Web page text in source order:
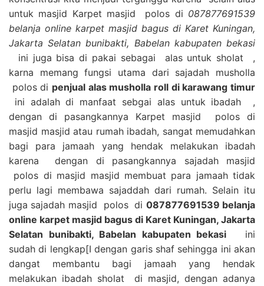
untuk masjid Karpet masjid polos di 087877691539
belanja online karpet masjid bagus di Karet Kuningan,
Jakarta Selatan bunibakti, Babelan kabupaten bekasi
ini juga bisa di pakai sebagai alas untuk sholat ,
karna memang fungsi utama dari sajadah musholla
polos di penjual alas musholla roll di karawang timur
ini adalah di manfaat sebgai alas untuk ibadah ,
dengan di pasangkannya Karpet masjid polos di
masjid masjid atau rumah ibadah, sangat memudahkan
bagi para jamaah yang hendak melakukan ibadah
karena dengan di pasangkannya sajadah masjid
polos di masjid masjid membuat para jamaah tidak
perlu lagi membawa sajaddah dari rumah. Selain itu
juga sajadah masjid polos di 087877691539 belanja
online karpet masjid bagus di Karet Kuningan, Jakarta
Selatan bunibakti, Babelan kabupaten bekasi ini
sudah di lengkap[I dengan garis shaf sehingga ini akan
dangat membantu bagi jamaah yang hendak
melakukan ibadah sholat di masjid, dengan adanya